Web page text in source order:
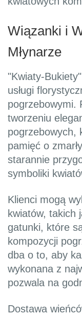
Wiązanki i
Młynarze
"Kwiaty-
usługi
pogrzebowymi.
tworzeniu
pogrzebowych,
pamięć o
starannie
symboliki
Klienci mogą
kwiatów, takich
gatunki, które
kompozycji
dba o to, aby
wykonana z
pozwala na
Dostawa